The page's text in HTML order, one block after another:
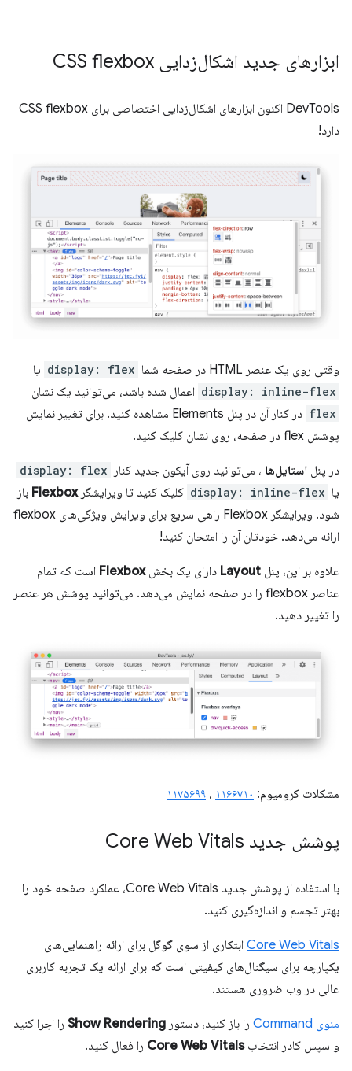
ابزارهای جدید اشکال‌زدایی CSS flexbox
DevTools اکنون ابزارهای اشکال‌زدایی اختصاصی برای CSS flexbox
دارد!
وقتی روی یک عنصر HTML در صفحه شما display: flex یا
display: inline-flex اعمال شده باشد، می‌توانید یک نشان
flex
در کنار آن در پنل Elements مشاهده کنید. برای تغییر نمایش
پوشش flex در صفحه، روی نشان کلیک کنید.
در پنل استایل‌ها ، می‌توانید روی آیکون جدید کنار display: flex
یا display: inline-flex کلیک کنید تا ویرایشگرFlexbox باز
شود. ویرایشگر Flexbox راهی سریع برای ویرایش ویژگی‌های flexbox
ارائه می‌دهد. خودتان آن را امتحان کنید!
علاوه بر این، پنل Layout دارای یک بخشFlexbox است که تمام
عناصر flexbox را در صفحه نمایش می‌دهد. می‌توانید پوشش هر عنصر
را تغییر دهید.
مشکلات کرومیوم: ۱۱۶۶۷۱۰ ، ۱۱۷۵۶۹۹
پوشش جدید Core Web Vitals
با استفاده از پوشش جدید Core Web Vitals، عملکرد صفحه خود را
بهتر تجسم و اندازه‌گیری کنید.
Core Web Vitals ابتکاری از سوی گوگل برای ارائه راهنمایی‌های
یکپارچه برای سیگنال‌های کیفیتی است که برای ارائه یک تجربه کاربری
عالی در وب ضروری هستند.
منوی Command را باز کنید، دستور Show Rendering را اجرا کنید
و سپس کادر انتخابCore Web Vitals را فعال کنید.